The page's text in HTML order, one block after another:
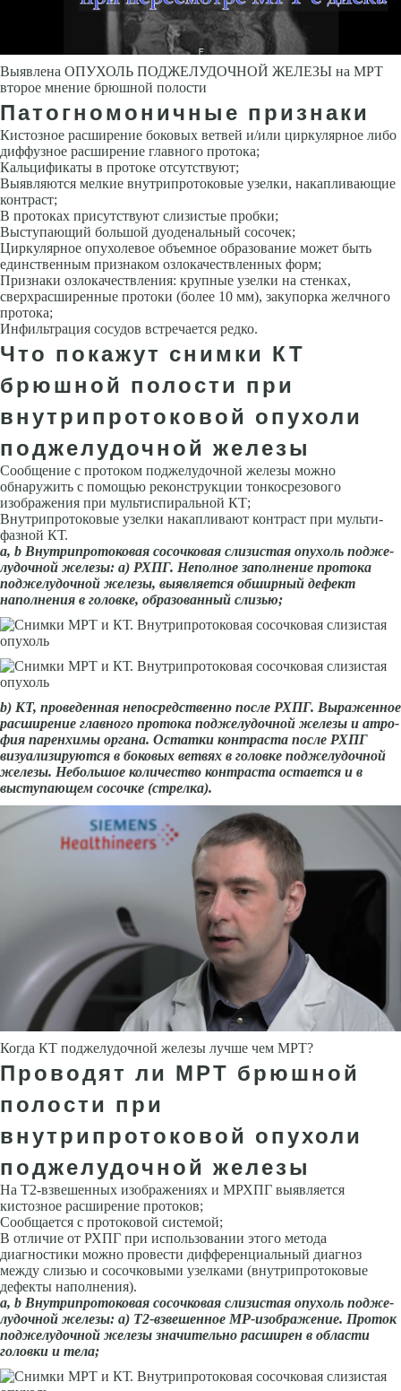
Выявлена ОПУХОЛЬ ПОДЖЕЛУДОЧНОЙ ЖЕЛЕЗЫ на МРТ
второе мнение брюшной полости
Патогномоничные признаки
Кистозное расширение боковых ветвей и/или циркулярное либо
диффузное расширение главного протока;
Кальцификаты в протоке отсутствуют;
Выявляются мелкие внутрипротоковые узелки, накапливающие
контраст;
В протоках присутствуют слизистые пробки;
Выступающий большой дуоденальный сосочек;
Циркулярное опухолевое объемное образование может быть
единственным признаком озлокачествленных форм;
Признаки озлокачествления: крупные узелки на стенках,
сверхрасширенные протоки (более 10 мм), закупорка желчного
протока;
Инфильтрация сосудов встречается редко.
Что покажут снимки КТ
брюшной полости при
внутрипротоковой опухоли
поджелудочной железы
Сообщение с протоком поджелудочной железы можно
обнаружить с помощью реконструкции тонкосрезового
изображения при мультиспиральной КТ;
Внутрипротоковые узелки накапливают контраст при мульти-
фазной КТ.
а, b Внутри­протоковая сосочковая слизистая опухоль подже­
лудочной железы: а) РХПГ. Неполное запол­нение протока
поджелу­дочной железы, выявля­ется обширный дефект
наполнения в головке, образованный слизью;
b) КТ, проведенная непо­средственно после РХПГ. Выраженное
расширение главного протока подже­лудочной железы и атро­
фия паренхимы органа. Остатки контраста после РХПГ
визуализируются в боковых ветвях в го­ловке поджелудочной
железы. Небольшое коли­чество контраста остается и в
выступающем сосочке (стрелка).
Когда КТ поджелудочной железы лучше чем МРТ?
Проводят ли МРТ брюшной
полости при
внутрипротоковой опухоли
поджелудочной железы
На Т2-взвешенных изображениях и МРХПГ выявляется
кистозное расширение протоков;
Сообщается с протоковой системой;
В отличие от РХПГ при использовании этого метода
диагностики можно провести дифференциальный диагноз
между слизью и сосочковыми узелками (внутрипротоковые
дефекты наполнения).
а, b Внутри­протоковая сосочковая слизистая опухоль подже­
лудочной железы: а) Т2-взвешенное МР-изображение. Проток
подже­лудочной железы значи­тельно расширен в области
головки и телa;